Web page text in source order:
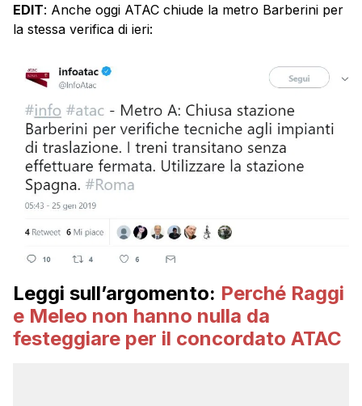
EDIT: Anche oggi ATAC chiude la metro Barberini per
la stessa verifica di ieri:
Leggi sull’argomento: Perché Raggi
e Meleo non hanno nulla da
festeggiare per il concordato ATAC